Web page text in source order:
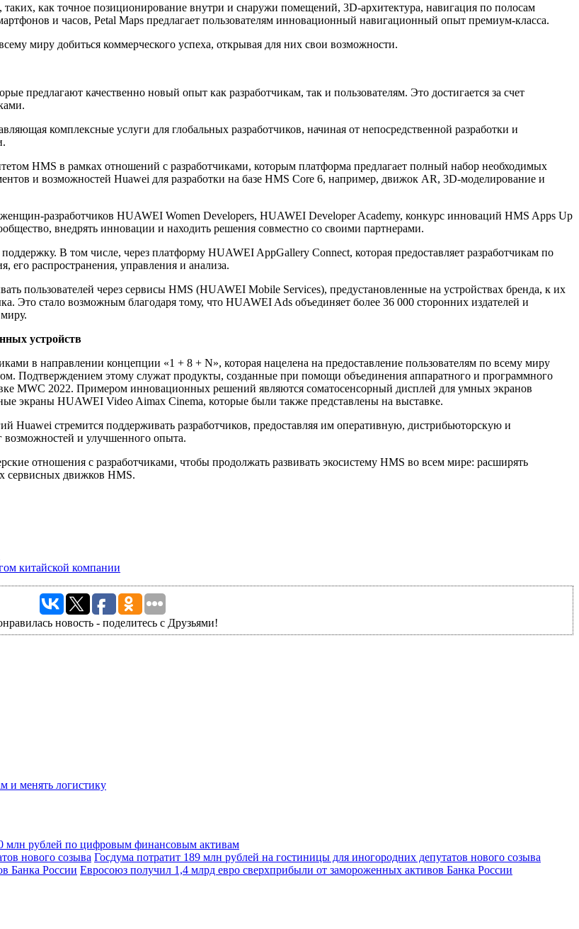
как точное позиционирование внутри и снаружи помещений, 3D-архитектура, навигация по полосам
и часов, Petal Maps предлагает пользователям инновационный навигационный опыт премиум-класса.
миру добиться коммерческого успеха, открывая для них свои возможности.
предлагают качественно новый опыт как разработчикам, так и пользователям. Это достигается за счет
комплексные услуги для глобальных разработчиков, начиная от непосредственной разработки и
HMS в рамках отношений с разработчиками, которым платформа предлагает полный набор необходимых
и возможностей Huawei для разработки на базе HMS Core 6, например, движок AR, 3D-моделирование и
разработчиков HUAWEI Women Developers, HUAWEI Developer Academy, конкурс инноваций HMS Apps Up
внедрять инновации и находить решения совместно со своими партнерами.
В том числе, через платформу HUAWEI AppGallery Connect, которая предоставляет разработчикам по
распространения, управления и анализа.
пользователей через сервисы HMS (HUAWEI Mobile Services), предустановленные на устройствах бренда, к их
стало возможным благодаря тому, что HUAWEI Ads объединяет более 36 000 сторонних издателей и
устройств
в направлении концепции «1 + 8 + N», которая нацелена на предоставление пользователям по всему миру
Подтверждением этому служат продукты, созданные при помощи объединения аппаратного и программного
MWC 2022. Примером инновационных решений являются соматосенсорный дисплей для умных экранов
экраны HUAWEI Video Aimax Cinema, которые были также представлены на выставке.
стремится поддерживать разработчиков, предоставляя им оперативную, дистрибьюторскую и
возможностей и улучшенного опыта.
отношения с разработчиками, чтобы продолжать развивать экосистему HMS во всем мире: расширять
сервисных движков HMS.
китайской компании
новость - поделитесь с Друзьями!
и менять логистику
млн рублей по цифровым финансовым активам
Госдума потратит 189 млн рублей на гостиницы для иногородних депутатов нового созыва
Евросоюз получил 1,4 млрд евро сверхприбыли от замороженных активов Банка России